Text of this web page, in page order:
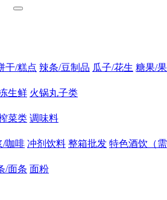
干/糕点 辣条/豆制品 瓜子/花生 糖果/
生鲜 火锅丸子类
菜类 调味料
/咖啡 冲剂饮料 整箱批发 特色酒饮（
/面条 面粉